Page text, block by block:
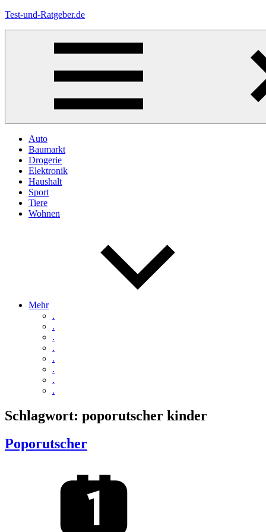
Zum
Test-und-Ratgeber.de
Menü
Auto
Baumarkt
Drogerie
Elektronik
Haushalt
Sport
Tiere
Wohnen
Mehr
.
.
.
.
.
.
.
.
Schlagwort: poporutscher kinder
Poporutscher